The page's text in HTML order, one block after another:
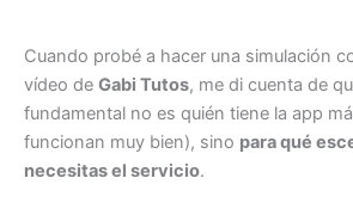
Cuando probé a hacer una simulación
vídeo de Gabi Tutos, me di cuenta de
fundamental no es quién tiene la app
funcionan muy bien), sino para qué
necesitas el servicio.